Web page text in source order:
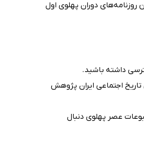
روزنامه‌های دوران پهلوی اول
داشته باشید.
تاریخ اجتماعی ایران پژوهش
عصر پهلوی دنبال